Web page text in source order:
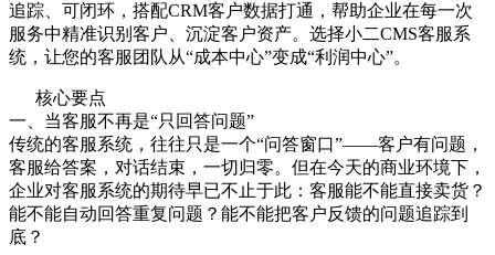
追踪、可闭环，搭配CRM客户数据打通，帮助企业在每一次
服务中精准识别客户、沉淀客户资产。选择小二CMS客服系
统，让您的客服团队从“成本中心”变成“利润中心”。
核心要点
一、当客服不再是“只回答问题”
传统的客服系统，往往只是一个“问答窗口”——客户有问题，
客服给答案，对话结束，一切归零。但在今天的商业环境下，
企业对客服系统的期待早已不止于此：客服能不能直接卖货？
能不能自动回答重复问题？能不能把客户反馈的问题追踪到
底？